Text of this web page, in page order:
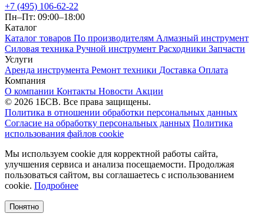
+7 (495) 106-62-22
Пн–Пт: 09:00–18:00
Каталог
Каталог товаров По производителям Алмазный инструмент
Силовая техника Ручной инструмент Расходники Запчасти
Услуги
Аренда инструмента Ремонт техники Доставка Оплата
Компания
О компании Контакты Новости Акции
© 2026 1БСВ. Все права защищены.
Политика в отношении обработки персональных данных
Согласие на обработку персональных данных Политика
использования файлов cookie
Мы используем cookie для корректной работы сайта,
улучшения сервиса и анализа посещаемости. Продолжая
пользоваться сайтом, вы соглашаетесь с использованием
cookie. Подробнее
Понятно